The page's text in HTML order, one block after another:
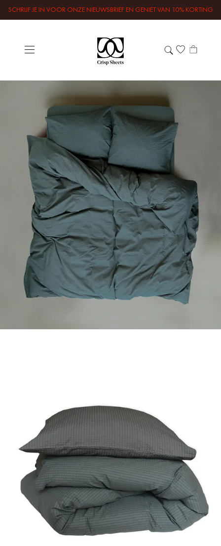
SCHRIJF JE IN VOOR ONZE NIEUWSBRIEF EN GENIET VAN 10% KORTING